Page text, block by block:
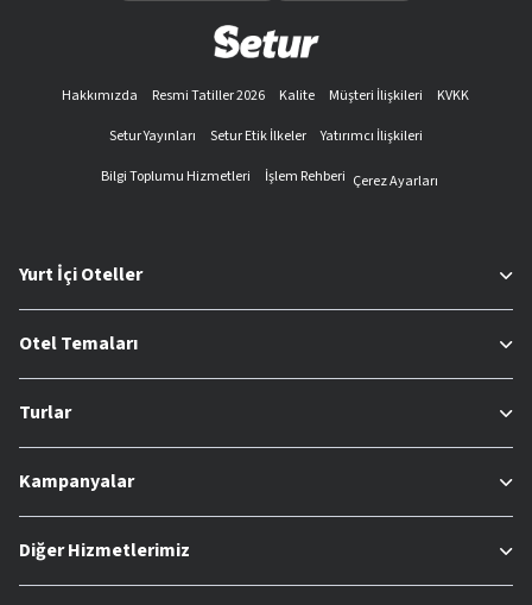
Hakkımızda Resmi Tatiller 2026 Kalite Müşteri İlişkileri
KVKK
Setur Yayınları
Setur Etik İlkeler
Yatırımcı İlişkileri
Bilgi Toplumu Hizmetleri
İşlem Rehberi Çerez Ayarları
Yurt İçi Oteller
Otel Temaları
Turlar
Kampanyalar
Diğer Hizmetlerimiz